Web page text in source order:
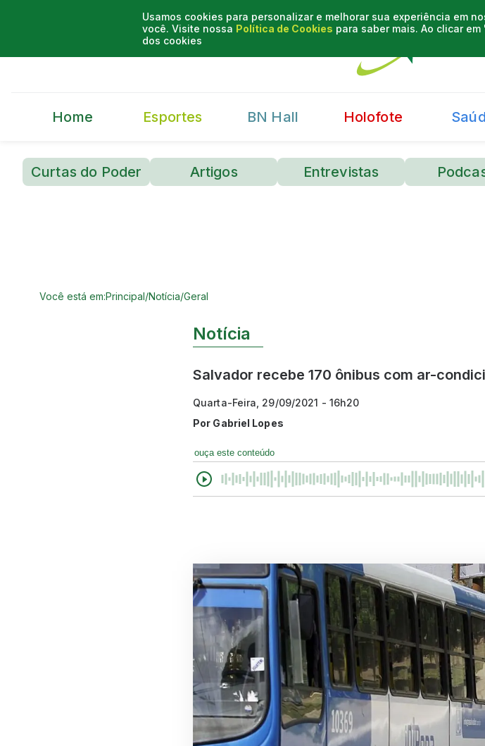
Usamos cookies para personalizar e melhorar sua experiência em
você. Visite nossa Política de Cookies para saber mais. Ao clicar
dos cookies
Home Esportes BN Hall Holofote
Curtas do Poder Artigos Entrevistas
Você está em:Principal/Notícia/Geral
Notícia
Salvador recebe 170 ônibus com ar-
Quarta-Feira, 29/09/2021 - 16h20
Por Gabriel Lopes
ouça este conteúdo